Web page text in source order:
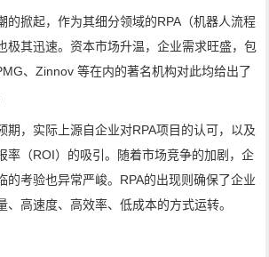
掀起，作为其细分领域的RPA（机器人流程
极其迅速。资本市场升温，企业需求旺盛，包
、Zinnov 等在内的著名机构对此均给出了
，实际上源自企业对RPA项目的认可，以及
率（ROI）的吸引。随着市场竞争的加剧，企
的考验也异常严峻。RPA的出现则确保了企业
、高速度、高效率、低成本的方式运转。